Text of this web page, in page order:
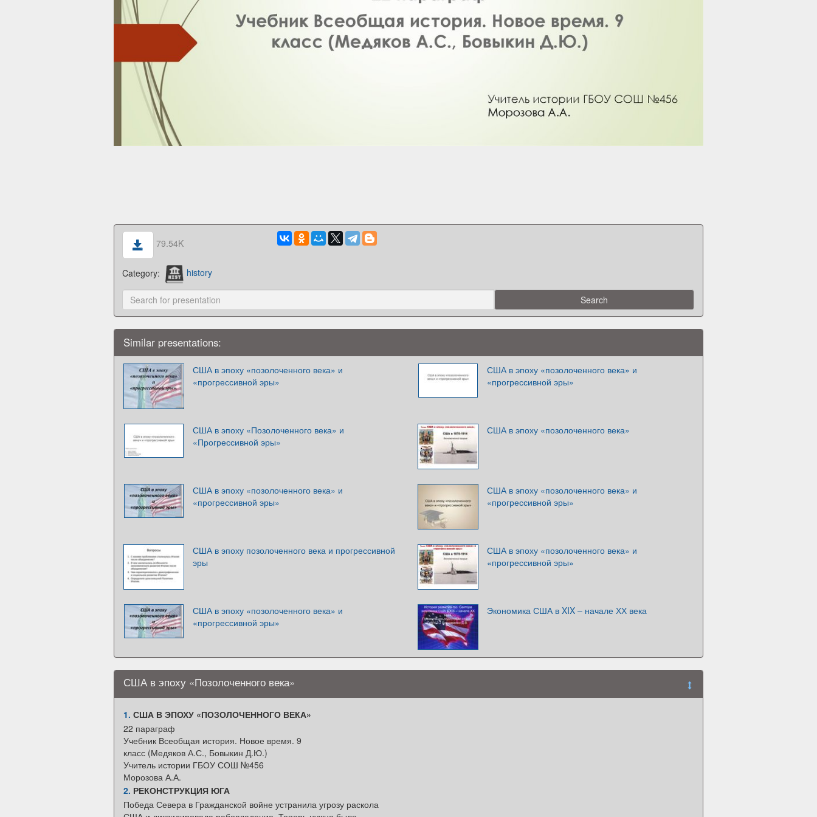
79.54K
Category: history
Similar presentations:
США в эпоху «позолоченного века» и
«прогрессивной эры»
США в эпоху «позолоченного века» и
«прогрессивной эры»
США в эпоху «Позолоченного века» и
«Прогрессивной эры»
США в эпоху «позолоченного века»
США в эпоху «позолоченного века» и
«прогрессивной эры»
США в эпоху «позолоченного века» и
«прогрессивной эры»
США в эпоху позолоченного века и прогрессивной
эры
США в эпоху «позолоченного века» и
«прогрессивной эры»
США в эпоху «позолоченного века» и
«прогрессивной эры»
Экономика США в XIX – начале ХХ века
США в эпоху «Позолоченного века»
1. США В ЭПОХУ «ПОЗОЛОЧЕННОГО ВЕКА»
22 параграф
Учебник Всеобщая история. Новое время. 9
класс (Медяков А.С., Бовыкин Д.Ю.)
Учитель истории ГБОУ СОШ №456
Морозова А.А.
2. РЕКОНСТРУКЦИЯ ЮГА
Победа Севера в Гражданской войне устранила угрозу раскола